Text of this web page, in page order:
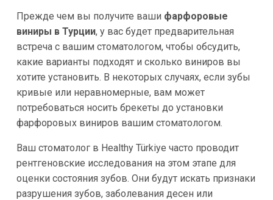
Прежде чем вы получите ваши фарфоровые
виниры в Турции, у вас будет предварительная
встреча с вашим стоматологом, чтобы обсудить,
какие варианты подходят и сколько виниров вы
хотите установить. В некоторых случаях, если зубы
кривые или неравномерные, вам может
потребоваться носить брекеты до установки
фарфоровых виниров вашим стоматологом.
Ваш стоматолог в Healthy Türkiye часто проводит
рентгеновские исследования на этом этапе для
оценки состояния зубов. Они будут искать признаки
разрушения зубов, заболевания десен или